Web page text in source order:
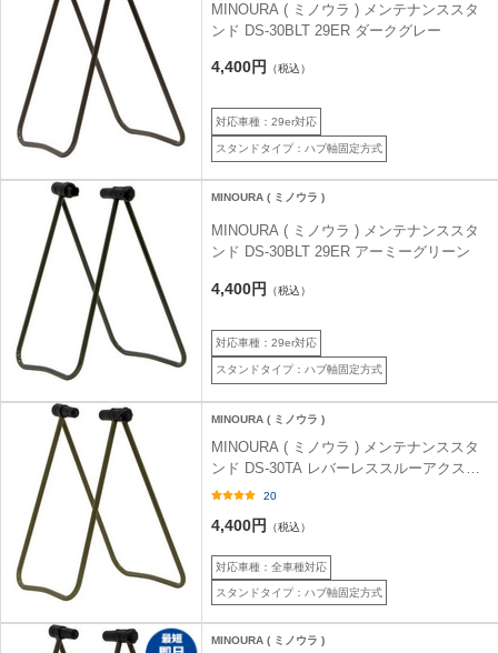
MINOURA ( ミノウラ ) メンテナンススタ
ンド DS-30BLT 29ER ダークグレー
4,400円 （税込）
対応車種：29er対応
スタンドタイプ：ハブ軸固定方式
MINOURA ( ミノウラ )
MINOURA ( ミノウラ ) メンテナンススタ
ンド DS-30BLT 29ER アーミーグリーン
4,400円 （税込）
対応車種：29er対応
スタンドタイプ：ハブ軸固定方式
MINOURA ( ミノウラ )
MINOURA ( ミノウラ ) メンテナンススタ
ンド DS-30TA レバーレススルーアクスル
専用スタンド カーキ
20
4,400円 （税込）
対応車種：全車種対応
スタンドタイプ：ハブ軸固定方式
MINOURA ( ミノウラ )